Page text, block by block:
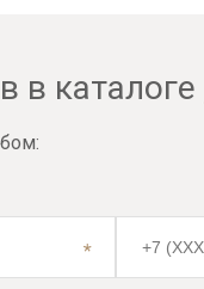
в каталоге